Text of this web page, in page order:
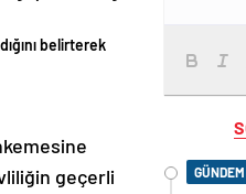
belirterek
geçerli
GÜNDEM